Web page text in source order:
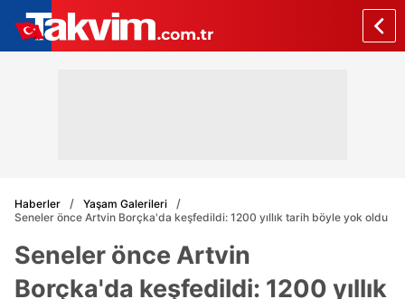
Haberler
Yaşam Galerileri
Seneler önce Artvin Borçka'da keşfedildi: 1200 yıllık tarih böyle yok oldu
Seneler önce Artvin
Borçka'da keşfedildi: 1200 yıllık